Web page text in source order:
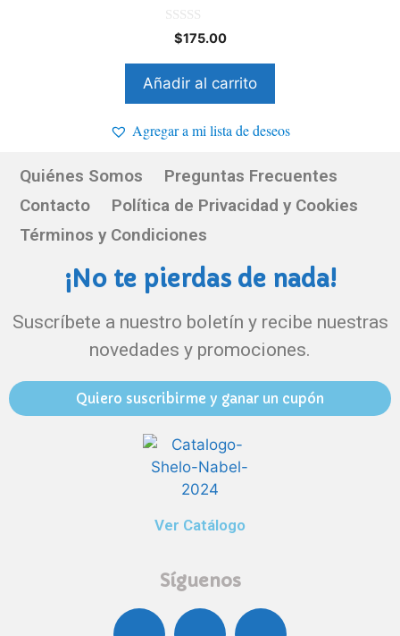
$175.00
Añadir al carrito
Agregar a mi lista de deseos
Quiénes Somos
Preguntas Frecuentes
Contacto
Política de Privacidad y Cookies
Términos y Condiciones
¡No te pierdas de nada!
Suscríbete a nuestro boletín y recibe nuestras
novedades y promociones.
Quiero suscribirme y ganar un cupón
Ver Catálogo
Síguenos